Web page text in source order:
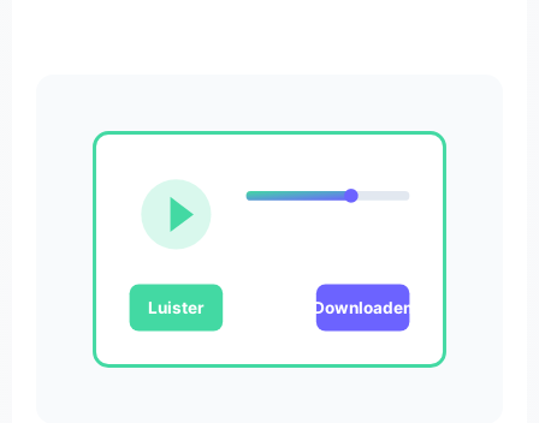
Luister Downloaden